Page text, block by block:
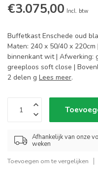
€3.075,00 Incl. btw
Buffetkast Enschede oud
Maten: 240 x 50/40 x
binnenkant wit | Afwerking:
greeploos soft close |
2 delen g Lees meer.
Afhankelijk van onze
weken
Toevoegen om te vergelijken